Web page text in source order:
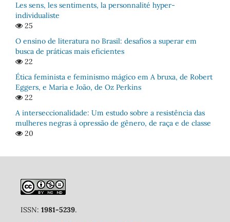
Les sens, les sentiments, la personnalité hyper-
individualiste
25
O ensino de literatura no Brasil: desafios a superar em
busca de práticas mais eficientes
22
Ética feminista e feminismo mágico em A bruxa, de Robert
Eggers, e Maria e João, de Oz Perkins
22
A interseccionalidade: Um estudo sobre a resistência das
mulheres negras à opressão de gênero, de raça e de classe
20
ISSN: 1981-5239.